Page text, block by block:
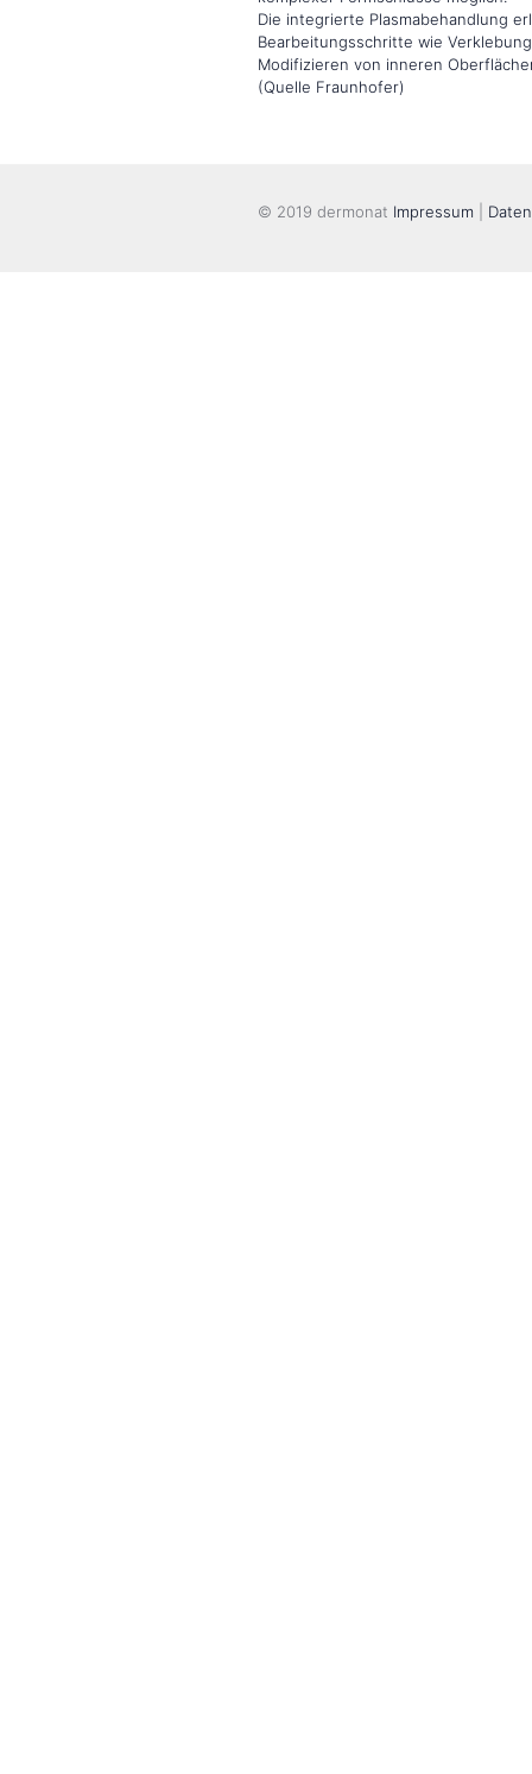
Die integrierte Plasmabehandlung
Bearbeitungsschritte wie
Modifizieren von inneren
(Quelle Fraunhofer)
© 2019 dermonat Impressum